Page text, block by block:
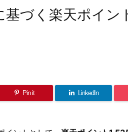
づく楽天ポイン
Pin it LinkedIn